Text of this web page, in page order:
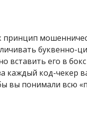
принцип
буквенно-
вставить его в бокс
каждый код-чекер
вы понимали всю